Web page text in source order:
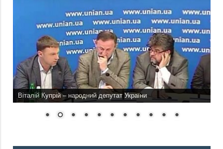
Віталій Купрій – народний депутат України